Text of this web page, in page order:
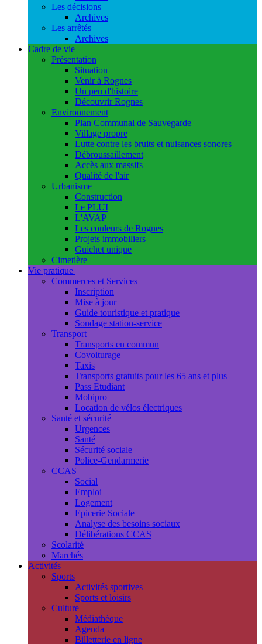
Les décisions
Archives
Les arrêtés
Archives
Cadre de vie
Présentation
Situation
Venir à Rognes
Un peu d'histoire
Découvrir Rognes
Environnement
Plan Communal de Sauvegarde
Village propre
Lutte contre les bruits et nuisances sonores
Débroussaillement
Accès aux massifs
Qualité de l'air
Urbanisme
Construction
Le PLUI
L'AVAP
Les couleurs de Rognes
Projets immobiliers
Guichet unique
Cimetière
Vie pratique
Commerces et Services
Inscription
Mise à jour
Guide touristique et pratique
Sondage station-service
Transport
Transports en commun
Covoiturage
Taxis
Transports gratuits pour les 65 ans et plus
Pass Etudiant
Mobipro
Location de vélos électriques
Santé et sécurité
Urgences
Santé
Sécurité sociale
Police-Gendarmerie
CCAS
Social
Emploi
Logement
Epicerie Sociale
Analyse des besoins sociaux
Délibérations CCAS
Scolarité
Marchés
Activités
Sports
Activités sportives
Sports et loisirs
Culture
Médiathèque
Agenda
Billetterie en ligne